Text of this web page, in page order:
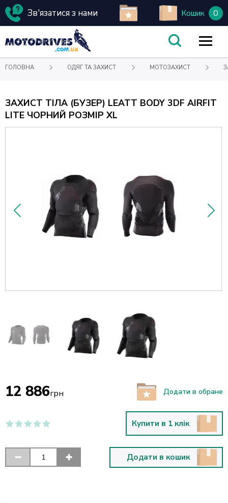
Зв'язатися з нами Кошик 0
ГОЛОВНА ОДЯГ ТА ЗАХИСТ МОТОЗАХИСТ
ЗАХИСТ ТІЛА (БУЗЕР) LEATT BODY 3DF AIRFIT
LITE ЧОРНИЙ РОЗМІР XL
12 886грн Додати в обране
Купити в 1 клік
Додати в кошик